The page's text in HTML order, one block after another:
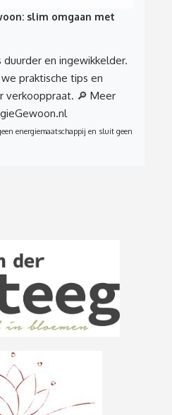
slim omgaan met
en ingewikkelder.
praktische tips en
verkooppraat. 🔎 Meer
energiemaatschappij en sluit geen